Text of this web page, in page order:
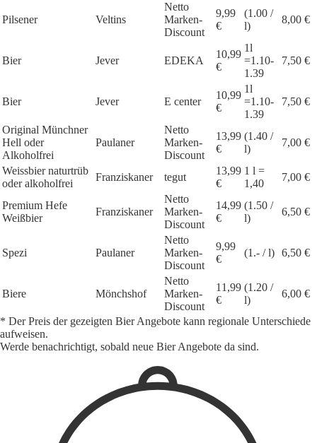
Pilsener Veltins
Netto
Marken-
Discount
9,99
€
(1.00 /
l)
8,00 €
Bier Jever EDEKA
10,99
€
1l
=1.10-
1.39
7,50 €
Bier Jever E center
10,99
€
1l
=1.10-
1.39
7,50 €
Original Münchner
Hell oder
Alkoholfrei
Paulaner
Netto
Marken-
Discount
13,99
€
(1.40 /
l)
7,00 €
Weissbier naturtrüb
oder alkoholfrei
Franziskaner tegut
13,99
€
1 l =
1,40
7,00 €
Premium Hefe
Weißbier
Franziskaner
Netto
Marken-
Discount
14,99
€
(1.50 /
l)
6,50 €
Spezi Paulaner
Netto
Marken-
Discount
9,99
€
(1.- / l) 6,50 €
Biere Mönchshof
Netto
Marken-
Discount
11,99
€
(1.20 /
l)
6,00 €
* Der Preis der gezeigten Bier Angebote kann regionale Unterschiede
aufweisen.
Werde benachrichtigt, sobald neue Bier Angebote da sind.